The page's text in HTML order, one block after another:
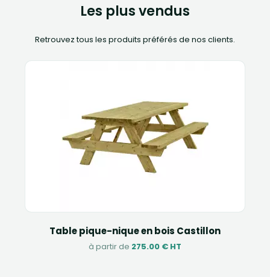
Les plus vendus
Retrouvez tous les produits préférés de nos clients.
Table pique-nique en bois Castillon
à partir de 275.00 € HT